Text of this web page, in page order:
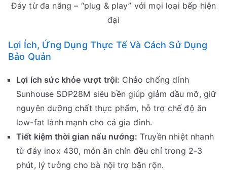
Đáy từ đa năng – “plug & play” với mọi loại bếp hiện
đại
Lợi Ích, Ứng Dụng Thực Tế Và Cách Sử Dụng
Bảo Quản
Lợi ích sức khỏe vượt trội: Chảo chống dính
Sunhouse SDP28M siêu bền giúp giảm dầu mỡ, giữ
nguyên dưỡng chất thực phẩm, hỗ trợ chế độ ăn
low-fat lành mạnh cho cả gia đình.
Tiết kiệm thời gian nấu nướng: Truyền nhiệt nhanh
từ đáy inox 430, món ăn chín đều chỉ trong 2-3
phút, lý tưởng cho bà nội trợ bận rộn.